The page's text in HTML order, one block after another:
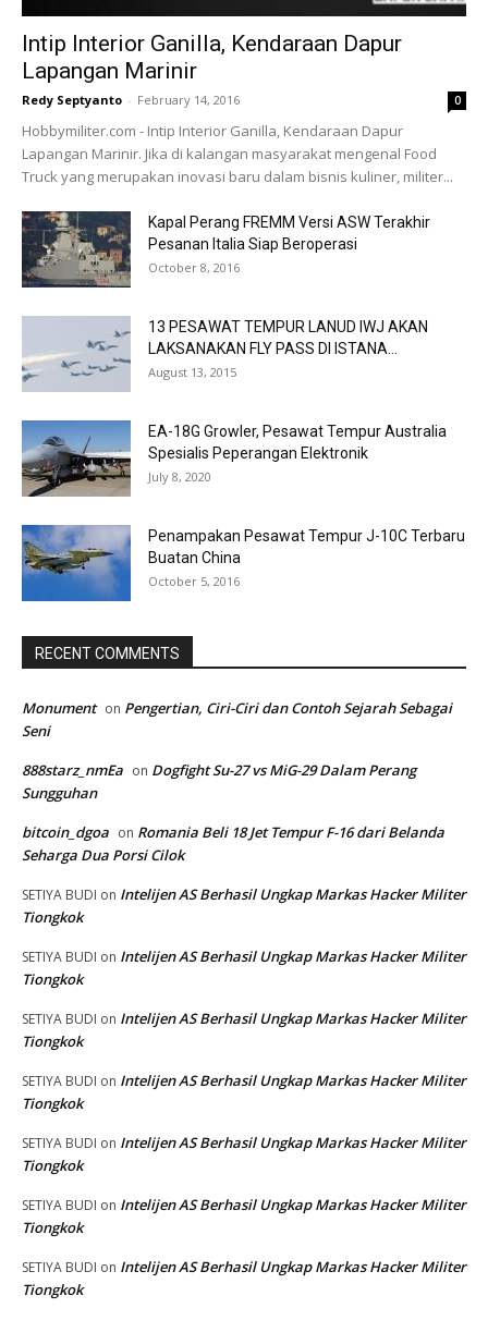
Intip Interior Ganilla, Kendaraan Dapur
Lapangan Marinir
Redy Septyanto - February 14, 2016 0
Hobbymiliter.com - Intip Interior Ganilla, Kendaraan Dapur
Lapangan Marinir. Jika di kalangan masyarakat mengenal Food
Truck yang merupakan inovasi baru dalam bisnis kuliner, militer...
Kapal Perang FREMM Versi ASW Terakhir
Pesanan Italia Siap Beroperasi
October 8, 2016
13 PESAWAT TEMPUR LANUD IWJ AKAN
LAKSANAKAN FLY PASS DI ISTANA...
August 13, 2015
EA-18G Growler, Pesawat Tempur Australia
Spesialis Peperangan Elektronik
July 8, 2020
Penampakan Pesawat Tempur J-10C Terbaru
Buatan China
October 5, 2016
RECENT COMMENTS
Monument on Pengertian, Ciri-Ciri dan Contoh Sejarah Sebagai
Seni
888starz_nmEa on Dogfight Su-27 vs MiG-29 Dalam Perang
Sungguhan
bitcoin_dgoa on Romania Beli 18 Jet Tempur F-16 dari Belanda
Seharga Dua Porsi Cilok
SETIYA BUDI on Intelijen AS Berhasil Ungkap Markas Hacker Militer
Tiongkok
SETIYA BUDI on Intelijen AS Berhasil Ungkap Markas Hacker Militer
Tiongkok
SETIYA BUDI on Intelijen AS Berhasil Ungkap Markas Hacker Militer
Tiongkok
SETIYA BUDI on Intelijen AS Berhasil Ungkap Markas Hacker Militer
Tiongkok
SETIYA BUDI on Intelijen AS Berhasil Ungkap Markas Hacker Militer
Tiongkok
SETIYA BUDI on Intelijen AS Berhasil Ungkap Markas Hacker Militer
Tiongkok
SETIYA BUDI on Intelijen AS Berhasil Ungkap Markas Hacker Militer
Tiongkok